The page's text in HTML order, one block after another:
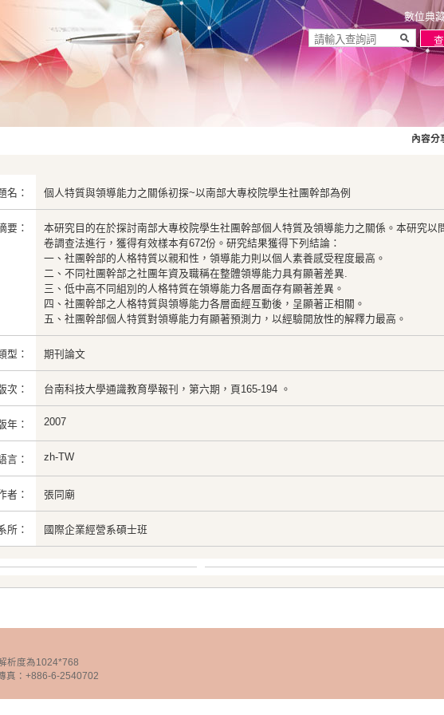
數位典
名： 個人特質與領導能力之關係初探~以南部大專校院學生社團幹部為例
要：
本研究目的在於探討南部大專校院學生社團幹部個人特質及領導能力之關係。本研究以
卷調查法進行，獲得有效樣本有672份。研究結果獲得下列結論：
一、社團幹部的人格特質以親和性，領導能力則以個人素養感受程度最高。
二、不同社團幹部之社團年資及職稱在整體領導能力具有顯著差異.
三、低中高不同組別的人格特質在領導能力各層面存有顯著差異。
四、社團幹部之人格特質與領導能力各層面經互動後，呈顯著正相關。
五、社團幹部個人特質對領導能力有顯著預測力，以經驗開放性的解釋力最高。
型： 期刊論文
次： 台南科技大學通識教育學報刊，第六期，頁165-194 。
年： 2007
言： zh-TW
者： 張同廟
所： 國際企業經營系碩士班
內容分
析度為1024*768
真：+886-6-2540702